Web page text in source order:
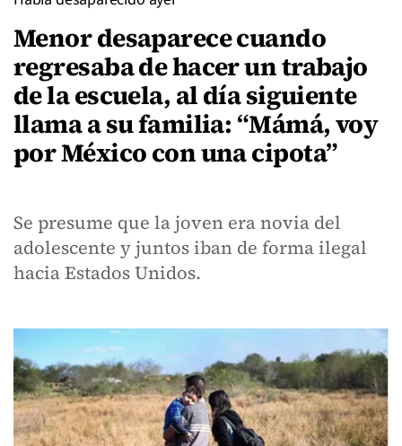
Menor desaparece cuando
regresaba de hacer un trabajo
de la escuela, al día siguiente
llama a su familia: “Mámá, voy
por México con una cipota”
Se presume que la joven era novia del
adolescente y juntos iban de forma ilegal
hacia Estados Unidos.